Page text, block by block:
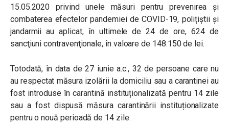
15.05.2020 privind unele măsuri pentru prevenirea și
combaterea efectelor pandemiei de COVID-19, polițiștii și
jandarmii au aplicat, în ultimele de 24 de ore, 624 de
sancţiuni contravenţionale, în valoare de 148.150 de lei.
Totodată, în data de 27 iunie a.c., 32 de persoane care nu
au respectat măsura izolării la domiciliu sau a carantinei au
fost introduse în carantină instituționalizată pentru 14 zile
sau a fost dispusă măsura carantinării instituționalizate
pentru o nouă perioadă de 14 zile.